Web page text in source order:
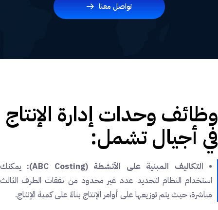
تواصل معنا
وظائف وحدات إدارة الإنتاج
في أجيال تشمل:
• التكاليف المبنية على الأنشطة (ABC Costing):
يمكنك
استخدام النظام لتحديد عدد غير محدود من نفقات الطرف الثالث
مباشرة، حيث يتم توزيعها على أوامر الإنتاج بناءً على كمية الإنتاج.